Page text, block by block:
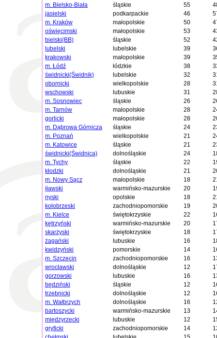
m. Bielsko-Biała
śląskie 55
jasielski
podkarpackie 46
m. Kraków
małopolskie 50
oświęcimski
małopolskie 53
bielski(BB)
śląskie 52
lubelski
lubelskie 39
krakowski
małopolskie 39
m. Łódź
łódzkie 38
świdnicki(Świdnik)
lubelskie 32
obornicki
wielkopolskie 28
wschowski
lubuskie 31
m. Sosnowiec
śląskie 26
m. Tarnów
małopolskie 28
gorlicki
małopolskie 28
m. Dąbrowa Górnicza
śląskie 24
m. Poznań
wielkopolskie 21
m. Katowice
śląskie 21
świdnicki(Świdnica)
dolnośląskie 24
m. Tychy
śląskie 22
kłodzki
dolnośląskie 21
m. Nowy Sącz
małopolskie 18
iławski
warmińsko-mazurskie 20
nyski
opolskie 18
kołobrzeski
zachodniopomorskie 19
m. Kielce
świętokrzyskie 22
kętrzyński
warmińsko-mazurskie 20
skarżyski
świętokrzyskie 18
żagański
lubuskie 16
kwidzyński
pomorskie 14
m. Szczecin
zachodniopomorskie 16
wrocławski
dolnośląskie 12
gorzowski
lubuskie 16
będziński
śląskie 12
trzebnicki
dolnośląskie 12
m. Wałbrzych
dolnośląskie 16
bartoszycki
warmińsko-mazurskie 13
międzyrzecki
lubuskie 12
gryficki
zachodniopomorskie 14